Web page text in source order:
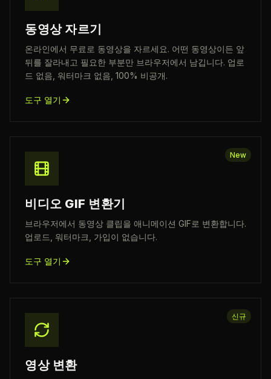
동영상 자르기
온라인에서 무료로 동영상을 자르세요. 어떤 동영상이든 앞
뒤를 잘라내고 필요한 부분만 브라우저에서 남깁니다. 업로
드 없음, 워터마크 없음, 100% 비공개.
도구 열기
New
비디오 GIF 변환기
브라우저에서 동영상 클립을 애니메이션 GIF로 변환합니다.
업로드, 워터마크, 가입이 없습니다.
도구 열기
신규
영상 변환